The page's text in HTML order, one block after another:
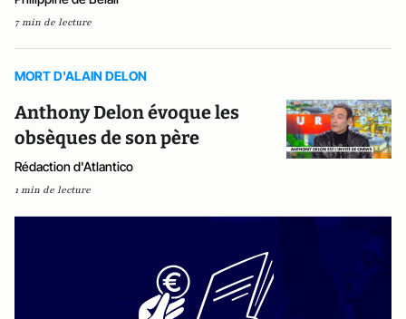
7 min de lecture
MORT D'ALAIN DELON
Anthony Delon évoque les
obsèques de son père
Rédaction d'Atlantico
1 min de lecture